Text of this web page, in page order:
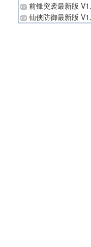
前锋突袭最新版
仙侠防御最新版